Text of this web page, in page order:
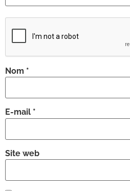
Nom *
E-mail *
Site web